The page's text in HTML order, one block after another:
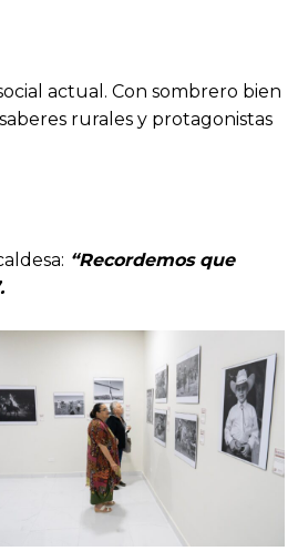
actual. Con sombrero bien
rurales y protagonistas
“Recordemos que